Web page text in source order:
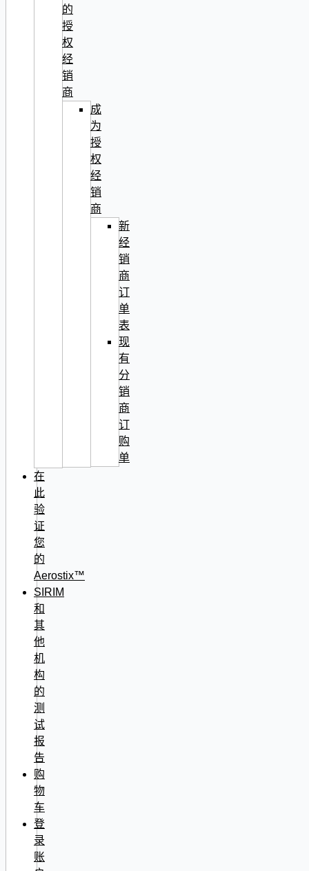
的
授
权
经
销
商
成
为
授
权
经
销
商
新
经
销
商
订
单
表
现
有
分
销
商
订
购
单
在
此
验
证
您
的
Aerostix™
SIRIM
和
其
他
机
构
的
测
试
报
告
购
物
车
登
录
账